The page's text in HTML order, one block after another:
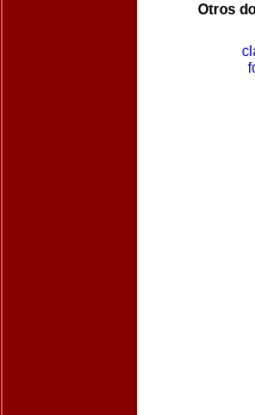
Otros